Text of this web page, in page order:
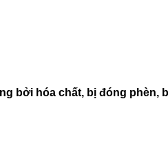
bởi hóa chất, bị đóng phèn,